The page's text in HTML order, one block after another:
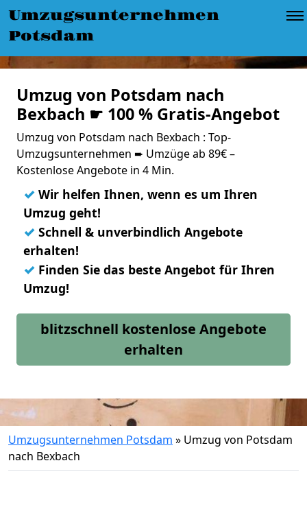
Umzugsunternehmen
Potsdam
Umzug von Potsdam nach
Bexbach ☛ 100 % Gratis-Angebot
Umzug von Potsdam nach Bexbach : Top-
Umzugsunternehmen ➨ Umzüge ab 89€ –
Kostenlose Angebote in 4 Min.
✓ Wir helfen Ihnen, wenn es um Ihren
Umzug geht!
✓ Schnell & unverbindlich Angebote
erhalten!
✓ Finden Sie das beste Angebot für Ihren
Umzug!
blitzschnell kostenlose Angebote
erhalten
Umzugsunternehmen Potsdam » Umzug von Potsdam
nach Bexbach